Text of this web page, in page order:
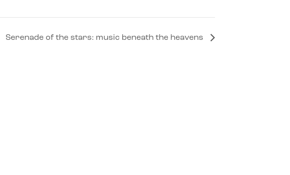
Serenade of the stars: music beneath the heavens